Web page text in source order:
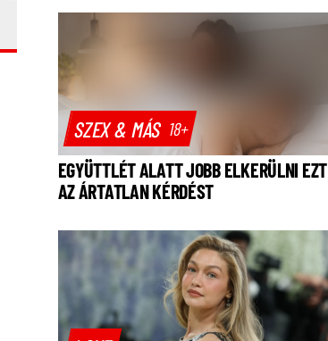
SZEX & MÁS 18+
EGYÜTTLÉT ALATT JOBB ELKERÜLNI EZT
AZ ÁRTATLAN KÉRDÉST